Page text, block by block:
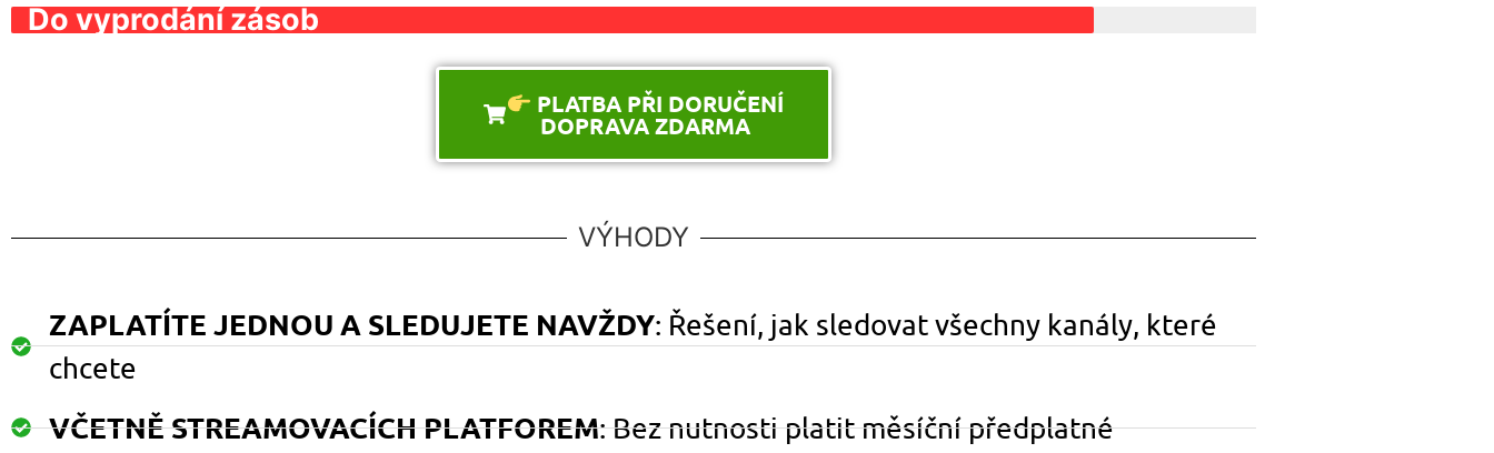
Do vyprodání zásob
PLATBA PŘI DORUČENÍ
DOPRAVA ZDARMA
VÝHODY
ZAPLATÍTE JEDNOU A SLEDUJETE NAVŽDY: Řešení, jak sledovat všechny kanály, které
chcete
VČETNĚ STREAMOVACÍCH PLATFOREM: Bez nutnosti platit měsíční předplatné